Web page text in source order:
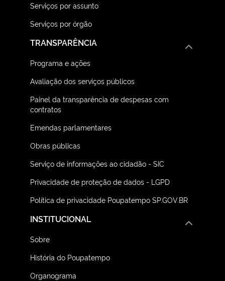
Serviços por assunto
Serviços por órgão
TRANSPARÊNCIA
Programa e ações
Avaliação dos serviços públicos
Painel da transparência de despesas com
contratos
Emendas parlamentares
Obras públicas
Serviço de informações ao cidadão - SIC
Privacidade de proteção de dados - LGPD
Política de privacidade Poupatempo SP.GOV.BR
INSTITUCIONAL
Sobre
História do Poupatempo
Organograma